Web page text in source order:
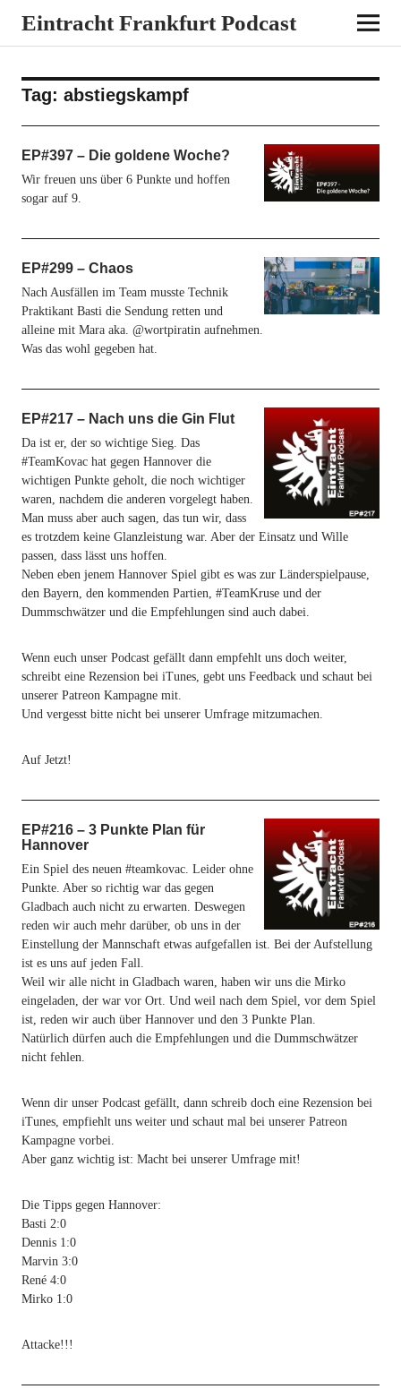
Eintracht Frankfurt Podcast
Tag: abstiegskampf
EP#397 – Die goldene Woche?
Wir freuen uns über 6 Punkte und hoffen
sogar auf 9.
EP#299 – Chaos
Nach Ausfällen im Team musste Technik
Praktikant Basti die Sendung retten und
alleine mit Mara aka. @wortpiratin aufnehmen.
Was das wohl gegeben hat.
EP#217 – Nach uns die Gin Flut
Da ist er, der so wichtige Sieg. Das
#TeamKovac hat gegen Hannover die
wichtigen Punkte geholt, die noch wichtiger
waren, nachdem die anderen vorgelegt haben.
Man muss aber auch sagen, das tun wir, dass
es trotzdem keine Glanzleistung war. Aber der Einsatz und Wille
passen, dass lässt uns hoffen.
Neben eben jenem Hannover Spiel gibt es was zur Länderspielpause,
den Bayern, den kommenden Partien, #TeamKruse und der
Dummschwätzer und die Empfehlungen sind auch dabei.
Wenn euch unser Podcast gefällt dann empfehlt uns doch weiter,
schreibt eine Rezension bei iTunes, gebt uns Feedback und schaut bei
unserer Patreon Kampagne mit.
Und vergesst bitte nicht bei unserer Umfrage mitzumachen.
Auf Jetzt!
EP#216 – 3 Punkte Plan für
Hannover
Ein Spiel des neuen #teamkovac. Leider ohne
Punkte. Aber so richtig war das gegen
Gladbach auch nicht zu erwarten. Deswegen
reden wir auch mehr darüber, ob uns in der
Einstellung der Mannschaft etwas aufgefallen ist. Bei der Aufstellung
ist es uns auf jeden Fall.
Weil wir alle nicht in Gladbach waren, haben wir uns die Mirko
eingeladen, der war vor Ort. Und weil nach dem Spiel, vor dem Spiel
ist, reden wir auch über Hannover und den 3 Punkte Plan.
Natürlich dürfen auch die Empfehlungen und die Dummschwätzer
nicht fehlen.
Wenn dir unser Podcast gefällt, dann schreib doch eine Rezension bei
iTunes, empfiehlt uns weiter und schaut mal bei unserer Patreon
Kampagne vorbei.
Aber ganz wichtig ist: Macht bei unserer Umfrage mit!
Die Tipps gegen Hannover:
Basti 2:0
Dennis 1:0
Marvin 3:0
René 4:0
Mirko 1:0
Attacke!!!